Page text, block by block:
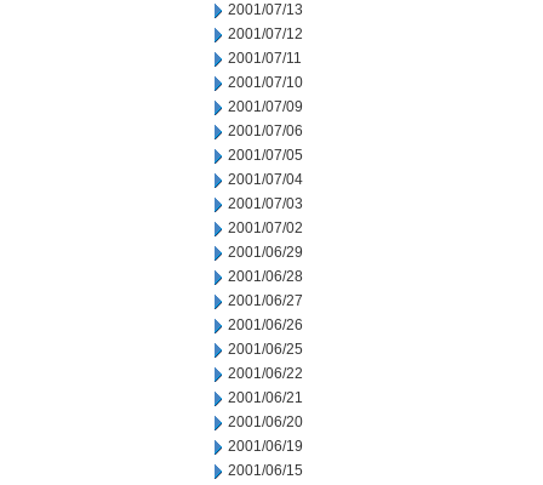
2001/07/13
2001/07/12
2001/07/11
2001/07/10
2001/07/09
2001/07/06
2001/07/05
2001/07/04
2001/07/03
2001/07/02
2001/06/29
2001/06/28
2001/06/27
2001/06/26
2001/06/25
2001/06/22
2001/06/21
2001/06/20
2001/06/19
2001/06/15